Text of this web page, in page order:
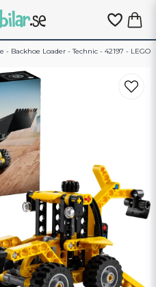
- Backhoe Loader - Technic - 42197 - LEGO